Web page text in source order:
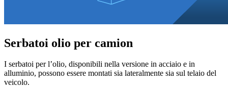
Serbatoi olio per camion
I serbatoi per l’olio, disponibili nella versione in acciaio e in
alluminio, possono essere montati sia lateralmente sia sul telaio del
veicolo.